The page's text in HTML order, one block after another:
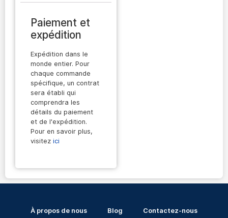
Paiement et
expédition
Expédition dans le
monde entier. Pour
chaque commande
spécifique, un contrat
sera établi qui
comprendra les
détails du paiement
et de l'expédition.
Pour en savoir plus,
visitez ici
À propos de nous Blog Contactez-nous